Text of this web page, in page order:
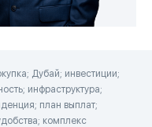
Дубай; инвестиции;
инфраструктура;
план выплат;
комплекс